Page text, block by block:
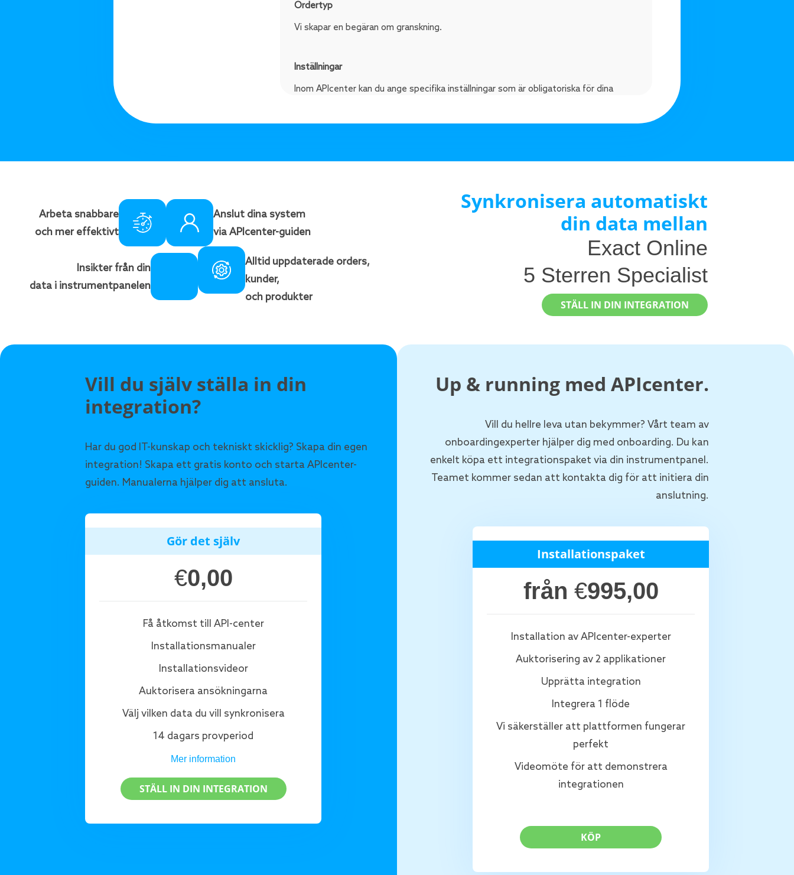
Ordertyp
Vi skapar en begäran om granskning.
Inställningar
Inom APIcenter kan du ange specifika inställningar som är obligatoriska för dina
Standardmässigt erbjuder vi funktionalitet för att skapa specifika kartläggningar,
Som standard tillhandahåller APIcenter en kartläggning som ser till att du kan skicka
orderinformation till målet. Du kan också göra justeringar själv.
Standardfält som är kartlagda är till exempel:
Faktureringsadress gata
Arbeta snabbare
och mer effektivt
Anslut dina system
via APIcenter-guiden
Insikter från din
data i instrumentpanelen
Alltid uppdaterade orders,
kunder,
och produkter
Synkronisera automatiskt
din data mellan
Exact Online
5 Sterren Specialist
STÄLL IN DIN INTEGRATION
Vill du själv ställa in din
integration?
Har du god IT-kunskap och tekniskt skicklig? Skapa din egen
integration! Skapa ett gratis konto och starta APIcenter-
guiden. Manualerna hjälper dig att ansluta.
Gör det själv
€0,00
Få åtkomst till API-center
Installationsmanualer
Installationsvideor
Auktorisera ansökningarna
Välj vilken data du vill synkronisera
14 dagars provperiod
Mer information
STÄLL IN DIN INTEGRATION
Up & running med APIcenter.
Vill du hellre leva utan bekymmer? Vårt team av
onboardingexperter hjälper dig med onboarding. Du kan
enkelt köpa ett integrationspaket via din instrumentpanel.
Teamet kommer sedan att kontakta dig för att initiera din
anslutning.
Installationspaket
från €995,00
Installation av APIcenter-experter
Auktorisering av 2 applikationer
Upprätta integration
Integrera 1 flöde
Vi säkerställer att plattformen fungerar
perfekt
Videomöte för att demonstrera
integrationen
KÖP